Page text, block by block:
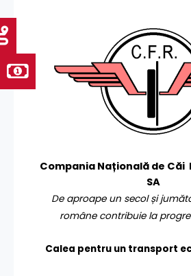
Compania Națională de Căi
SA
De aproape un secol și
române contribuie la
Calea pentru un transport